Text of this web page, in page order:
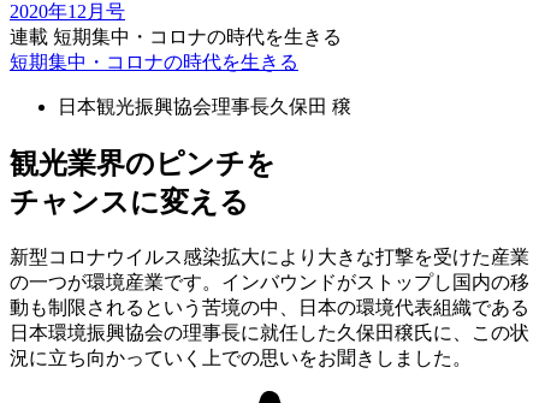
2020年12月号
連載 短期集中・コロナの時代を生きる
短期集中・コロナの時代を生きる
日本観光振興協会理事長久保田 穣
観光業界のピンチを
チャンスに変える
新型コロナウイルス感染拡大により大きな打撃を受けた産業
の一つが環境産業です。インバウンドがストップし国内の移
動も制限されるという苦境の中、日本の環境代表組織である
日本環境振興協会の理事長に就任した久保田穣氏に、この状
況に立ち向かっていく上での思いをお聞きしました。